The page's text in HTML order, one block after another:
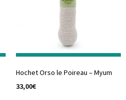
Hochet Orso le Poireau – Myum
33,00€